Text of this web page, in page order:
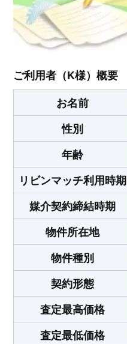
ご利用者（K様）概要
お名前
性別
年齢
リビンマッチ利用時期
媒介契約締結時期
物件所在地
物件種別
契約形態
査定最高価格
査定最低価格